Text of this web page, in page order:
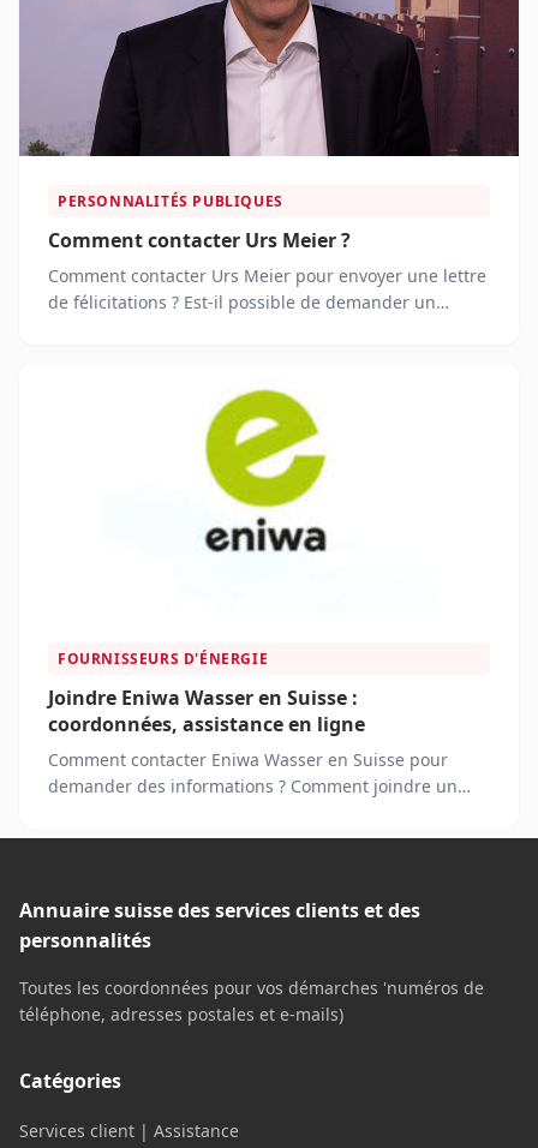
PERSONNALITÉS PUBLIQUES
Comment contacter Urs Meier ?
Comment contacter Urs Meier pour envoyer une lettre
de félicitations ? Est-il possible de demander un
FOURNISSEURS D'ÉNERGIE
Joindre Eniwa Wasser en Suisse :
coordonnées, assistance en ligne
Comment contacter Eniwa Wasser en Suisse pour
demander des informations ? Comment joindre un
Annuaire suisse des services clients et des
personnalités
Toutes les coordonnées pour vos démarches 'numéros de
téléphone, adresses postales et e-mails)
Catégories
Services client | Assistance